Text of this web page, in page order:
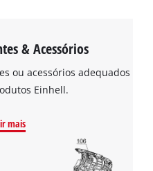
& Acessórios
ou acessórios adequados
Einhell.
mais